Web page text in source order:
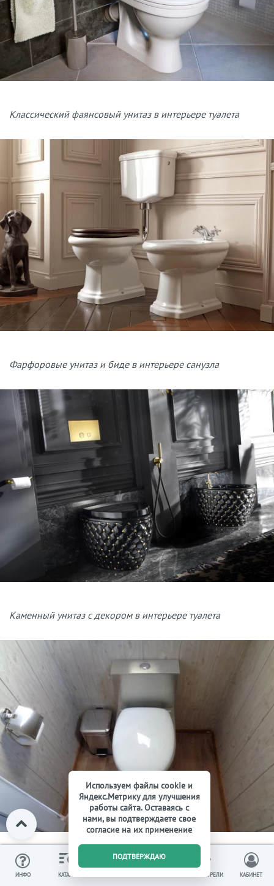
Классический фаянсовый унитаз в интерьере туалета
Фарфоровые унитаз и биде в интерьере санузла
Каменный унитаз с декором в интерьере туалета
Унитаз из нержавеющей стали в интерьере туалета
ИНФО КАТАЛОГ
0
ВЫ СМОТРЕЛИ КАБИНЕТ
Используем файлы cookie и
Яндекс.Метрику для улучшения
работы сайта. Оставаясь с
нами, вы подтверждаете свое
согласие на их применение
ПОДТВЕРЖДАЮ